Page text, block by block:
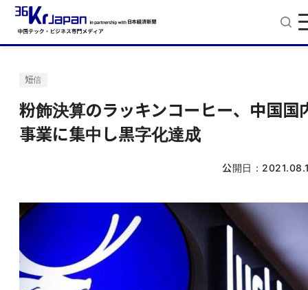
短信
粉飾決算のラッキンコーヒー、中国国
事業に集中し黒字化達成
公開日：